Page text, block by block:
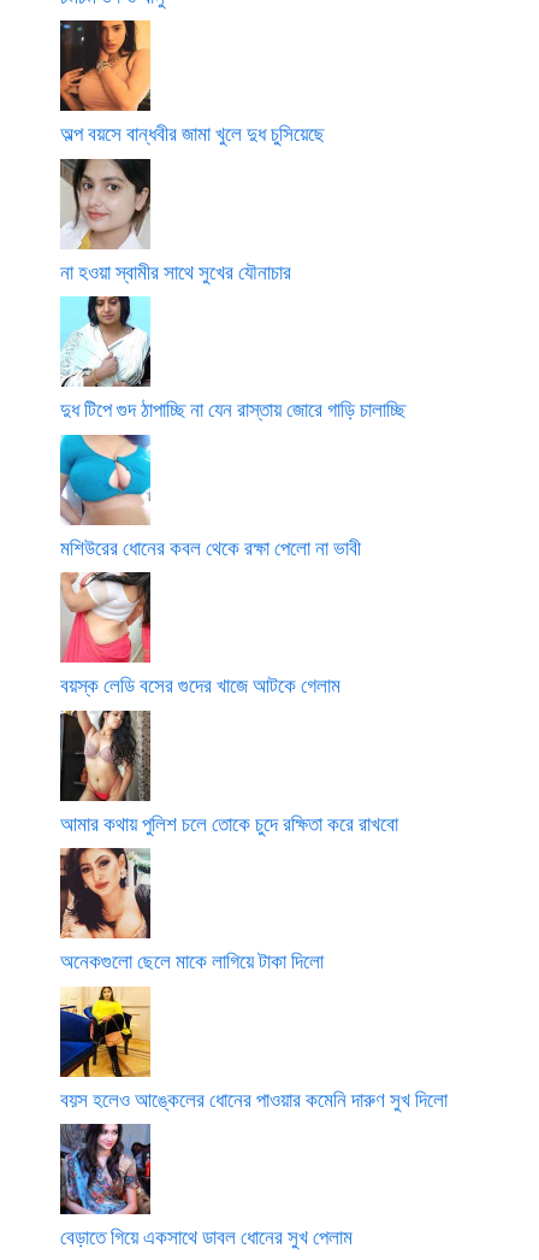
অল্প বয়সে বান্ধবীর জামা খুলে দুধ চুসিয়েছে
না হওয়া স্বামীর সাথে সুখের যৌনাচার
দুধ টিপে গুদ ঠাপাচ্ছি না যেন রাস্তায় জোরে গাড়ি চালাচ্ছি
মশিউরের ধোনের কবল থেকে রক্ষা পেলো না ভাবী
বয়স্ক লেডি বসের গুদের খাজে আটকে গেলাম
আমার কথায় পুলিশ চলে তোকে চুদে রক্ষিতা করে রাখবো
অনেকগুলো ছেলে মাকে লাগিয়ে টাকা দিলো
বয়স হলেও আঙ্কেলের ধোনের পাওয়ার কমেনি দারুণ সুখ দিলো
বেড়াতে গিয়ে একসাথে ডাবল ধোনের সুখ পেলাম